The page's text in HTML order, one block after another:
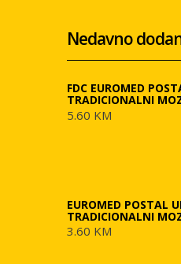
Nedavno
FDC EUROMED
TRADICIONALNI
5.60 KM
EUROMED POSTAL
TRADICIONALNI
3.60 KM